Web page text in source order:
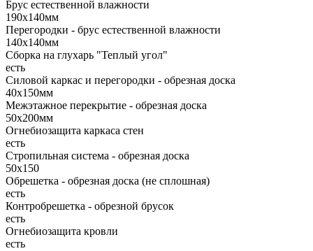
Брус естественной влажности
190х140мм
Перегородки - брус естественной влажности
140х140мм
Сборка на глухарь "Теплый угол"
есть
Силовой каркас и перегородки - обрезная доска
40х150мм
Межэтажное перекрытие - обрезная доска
50х200мм
Огнебиозащита каркаса стен
есть
Стропильная система - обрезная доска
50х150
Обрешетка - обрезная доска (не сплошная)
есть
Контробрешетка - обрезной брусок
есть
Огнебиозащита кровли
есть